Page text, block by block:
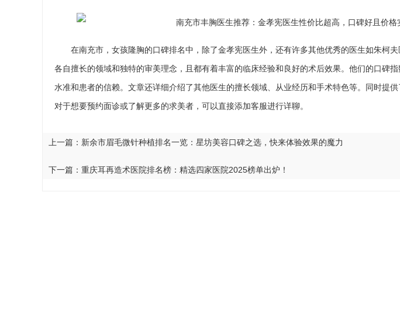
在南充市，女孩隆胸的口碑排名中，除了金孝宪医生外，还有许多其他优秀的医生如朱柯
各自擅长的领域和独特的审美理念，且都有着丰富的临床经验和良好的术后效果。他们的口碑
水准和患者的信赖。文章还详细介绍了其他医生的擅长领域、从业经历和手术特色等。同时提
对于想要预约面诊或了解更多的求美者，可以直接添加客服进行详聊。
上一篇： 新余市眉毛微针种植排名一览：星坊美容口碑之选，快来体验效果的魔力
下一篇： 重庆耳再造术医院排名榜：精选四家医院2025榜单出炉！